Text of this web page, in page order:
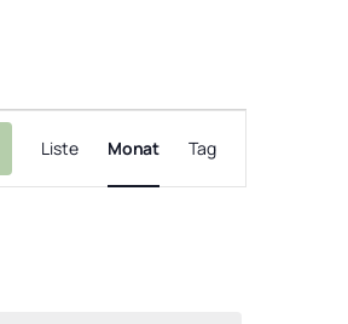
Ansichten-
Navigation
Liste Monat Tag